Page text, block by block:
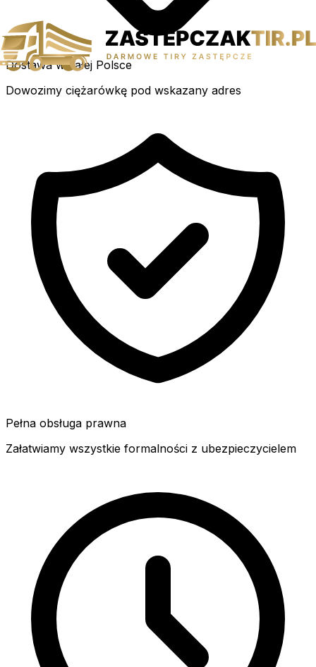
Dostawa w całej Polsce
Dowozimy ciężarówkę pod wskazany adres
Pełna obsługa prawna
Załatwiamy wszystkie formalności z ubezpieczycielem